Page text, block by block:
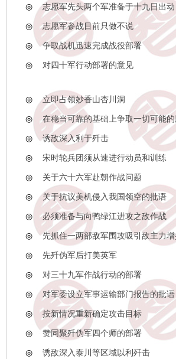
◎ 志愿军先头两个军准备于十九日出动
◎ 志愿军参战目前只做不说
◎ 争取战机迅速完成战役部署
◎ 对四十军行动部署的意见
◎ 立即占领妙香山杏川洞
◎ 在稳当可靠的基础上争取一切可能的
◎ 诱敌深入利于歼击
◎ 宋时轮兵团须从速进行动员和训练
◎ 关于六十六军赴朝作战问题
◎ 关于抗议美机侵入我国领空的批语
◎ 必须准备与向鸭绿江进攻之敌作战
◎ 先抓住一两部敌军围攻吸引敌主力
◎ 先歼伪军后打美英军
◎ 对三十九军作战行动的部署
◎ 对军委设立军事运输部门报告的批语
◎ 按新情况重新确定攻击目标
◎ 赞同聚歼伪军四个师的部署
◎ 诱敌深入泰川等区域以利歼击